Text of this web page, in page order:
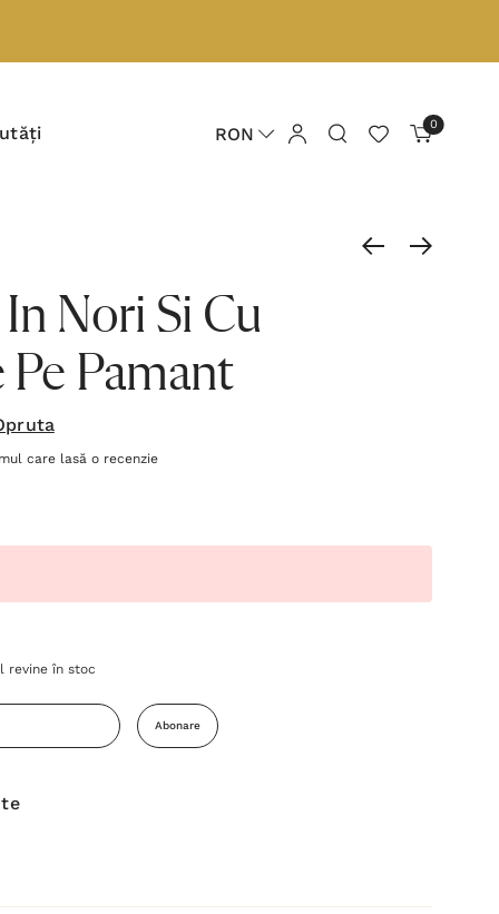
RON 0
Nori Si Cu
Pe Pamant
care lasă o recenzie
revine în stoc
Abonare